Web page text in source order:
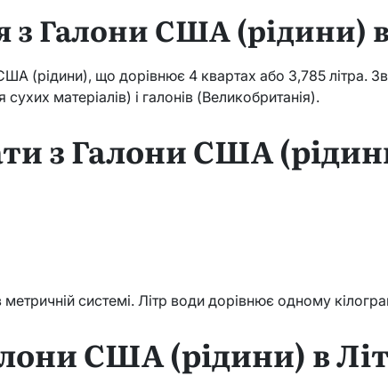
з Галони США (рідини)
(рідини), що дорівнює 4 квартах або 3,785 літра.
матеріалів) і галонів (Великобританія).
з Галони США
системі. Літр води дорівнює одному
США (рідини) в